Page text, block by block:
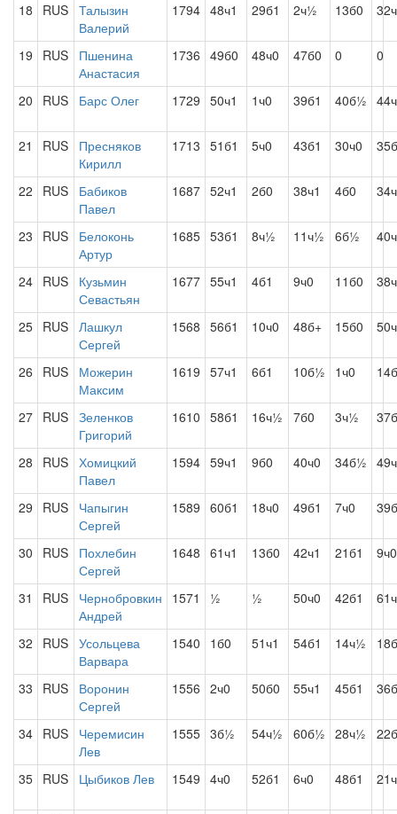
18 RUS Талызин
Валерий
1794 48ч1 29б1 2ч½ 13б0
19 RUS
Пшенина
Анастасия
1736 49б0 48ч0 47б0 0 0
20 RUS Барс Олег 1729 50ч1 1ч0 39б1 40б½
21 RUS
Пресняков
Кирилл
1713 51б1 5ч0 43б1 30ч0
22 RUS
Бабиков
Павел
1687 52ч1 2б0 38ч1 4б0
23 RUS
Белоконь
Артур
1685 53б1 8ч½ 11ч½ 6б½
24 RUS
Кузьмин
Севастьян
1677 55ч1 4б1 9ч0 11б0
25 RUS Лашкул
Сергей
1568 56б1 10ч0 48б+ 15б0
26 RUS
Можерин
Максим
1619 57ч1 6б1 10б½ 1ч0
27 RUS Зеленков
Григорий
1610 58б1 16ч½ 7б0 3ч½
28 RUS Хомицкий
Павел
1594 59ч1 9б0 40ч0 34б½
29 RUS
Чапыгин
Сергей
1589 60б1 18ч0 49б1 7ч0
30 RUS
Похлебин
Сергей
1648 61ч1 13б0 42ч1 21б1 9ч0
31 RUS
Чернобровкин
Андрей
1571 ½ ½ 50ч0 42б1
32 RUS Усольцева
Варвара
1540 1б0 51ч1 54б1 14ч½
33 RUS
Воронин
Сергей
1556 2ч0 50б0 55ч1 45б1
34 RUS
Черемисин
Лев
1555 3б½ 54ч½ 60б½ 28ч½
35 RUS Цыбиков Лев 1549 4ч0 52б1 6ч0 48б1